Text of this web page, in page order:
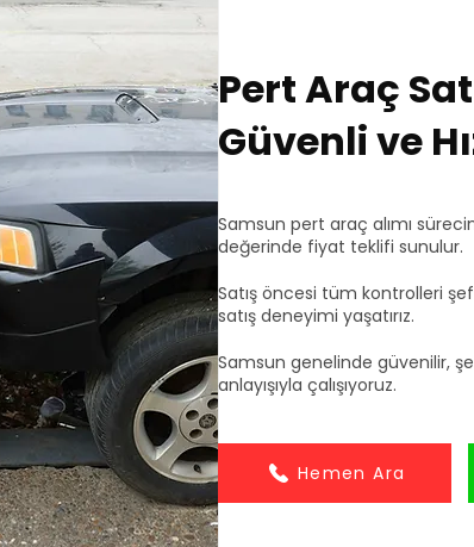
Pert Araç
Güvenli ve
Samsun pert araç alımı
değerinde fiyat teklifi sunulur.
Satış öncesi tüm kontrolleri
satış deneyimi yaşatırız.
Samsun genelinde güvenilir,
anlayışıyla çalışıyoruz.
Hemen Ara